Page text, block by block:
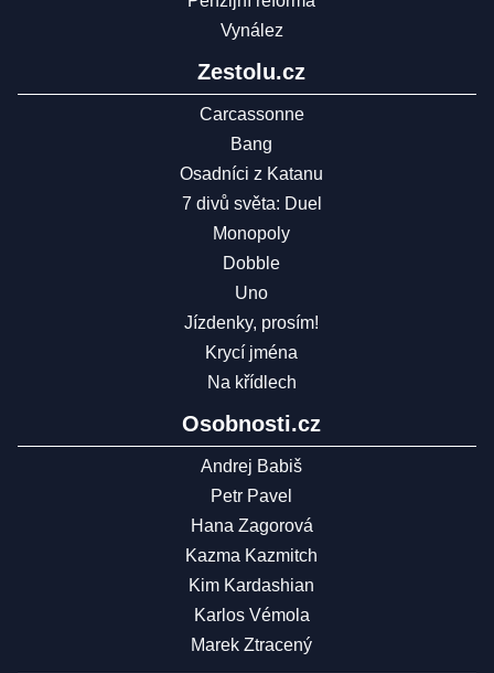
Vynález
Zestolu.cz
Carcassonne
Bang
Osadníci z Katanu
7 divů světa: Duel
Monopoly
Dobble
Uno
Jízdenky, prosím!
Krycí jména
Na křídlech
Osobnosti.cz
Andrej Babiš
Petr Pavel
Hana Zagorová
Kazma Kazmitch
Kim Kardashian
Karlos Vémola
Marek Ztracený